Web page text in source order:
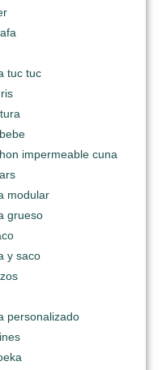
tuc tuc
impermeable cuna
modular
grueso
y saco
personalizado